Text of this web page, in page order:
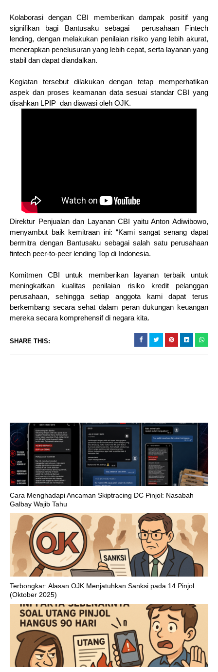
Kolaborasi dengan CBI memberikan dampak positif yang
signifikan bagi Bantusaku sebagai perusahaan Fintech
lending, dengan melakukan penilaian risiko yang lebih akurat,
menerapkan penelusuran yang lebih cepat, serta layanan yang
stabil dan dapat diandalkan.
Kegiatan tersebut dilakukan dengan tetap memperhatikan
aspek dan proses keamanan data sesuai standar CBI yang
disahkan LPIP dan diawasi oleh OJK.
Direktur Penjualan dan Layanan CBI yaitu Anton Adiwibowo,
menyambut baik kemitraan ini: “Kami sangat senang dapat
bermitra dengan Bantusaku sebagai salah satu perusahaan
fintech peer-to-peer lending Top di Indonesia.
Komitmen CBI untuk memberikan layanan terbaik untuk
meningkatkan kualitas penilaian risiko kredit pelanggan
perusahaan, sehingga setiap anggota kami dapat terus
berkembang secara sehat dalam peran dukungan keuangan
mereka secara komprehensif di negara kita.
SHARE THIS:
Cara Menghadapi Ancaman Skiptracing DC Pinjol: Nasabah
Galbay Wajib Tahu
Terbongkar: Alasan OJK Menjatuhkan Sanksi pada 14 Pinjol
(Oktober 2025)